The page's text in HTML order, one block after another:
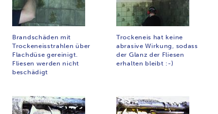
Brandschäden mit
Trockeneisstrahlen über
Flachdüse gereinigt.
Fliesen werden nicht
beschädigt
Trockeneis hat keine
abrasive Wirkung, sodass
der Glanz der Fliesen
erhalten bleibt :-)